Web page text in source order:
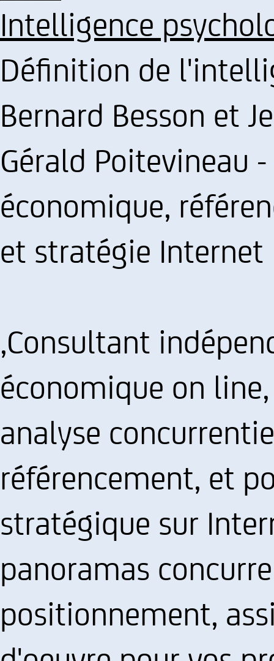
Intelligence
Définition de
Bernard Besson et
Gérald Poitevineau
économique,
et stratégie Internet
,Consultant
économique on
analyse
référencement, et
stratégique sur
panoramas
positionnement,